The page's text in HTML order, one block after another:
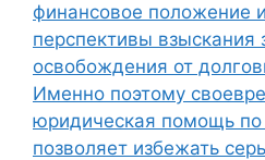
финансовое положение
перспективы взыскания
освобождения от
Именно поэтому
юридическая помощь по
позволяет избежать